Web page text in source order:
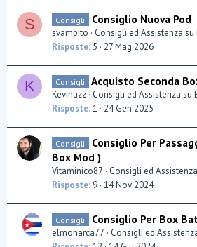
S Consigli Consiglio Nuova Pod
svampito
Consigli ed Assistenza su
Risposte 5 27 Mag 2026
K Consigli Acquisto Seconda
Kevinuzz Consigli ed Assistenza su
Risposte 1 24 Gen 2025
Consigli
Consiglio Per
Box Mod )
Vitaminico87
Consigli ed
Risposte 9 14 Nov 2024
Consigli Consiglio Per Box
elmonarca77
Consigli ed